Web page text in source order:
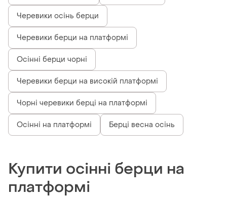
Черевики осінь берци
Черевики берци на платформі
Осінні берци чорні
Черевики берци на високій платформі
Чорні черевики берці на платформі
Осінні на платформі Берці весна осінь
Купити осінні берци на
платформі